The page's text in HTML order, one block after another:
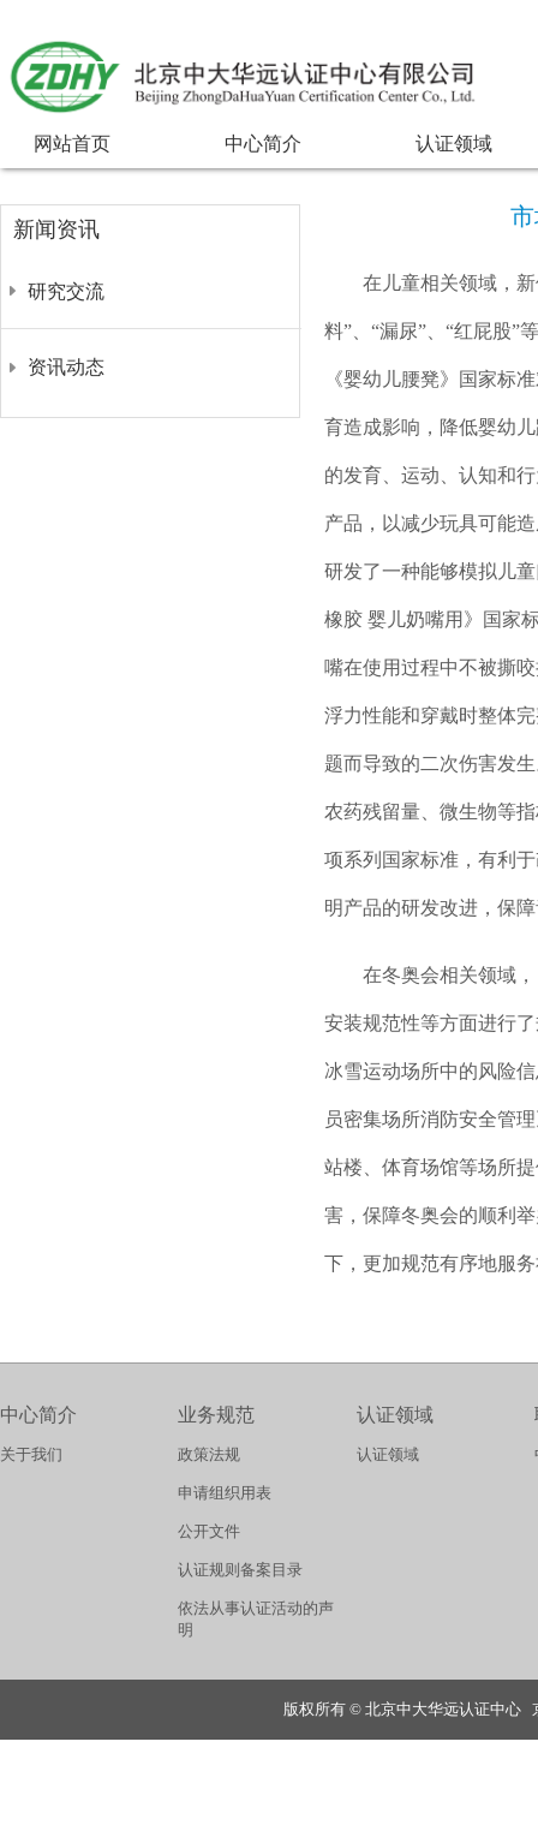
网站首页 中心简介 认证领域
在儿童相关领域，
料”、“漏尿”、“红屁股”
《婴幼儿腰凳》国家标
育造成影响，降低婴幼
的发育、运动、认知和
产品，以减少玩具可能
研发了一种能够模拟儿
橡胶 婴儿奶嘴用》国家
嘴在使用过程中不被撕
浮力性能和穿戴时整体
题而导致的二次伤害发
农药残留量、微生物等
项系列国家标准，有利
明产品的研发改进，保
在冬奥会相关领域
安装规范性等方面进行
冰雪运动场所中的风险
员密集场所消防安全管
站楼、体育场馆等场所
害，保障冬奥会的顺利
下，更加规范有序地服
新闻资讯
研究交流
资讯动态
中心简介
关于我们
业务规范
政策法规
申请组织用表
公开文件
认证规则备案目录
依法从事认证活动的声
明
认证领域
认证领域
版权所有 © 北京中大华远认证中心